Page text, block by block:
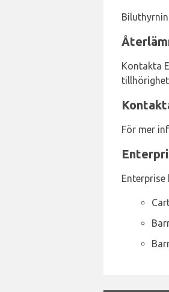
Kontakta
För mer
Enterprise